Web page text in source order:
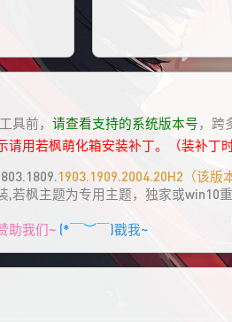
具前， 请查看支持的系统版本号，跨
用若枫萌化箱安装补丁。（装补丁
1903.1909.2004.20H2（该
,若枫主题为专用主题，独家或win10重
助我们~ (*￣︶￣)戳我~